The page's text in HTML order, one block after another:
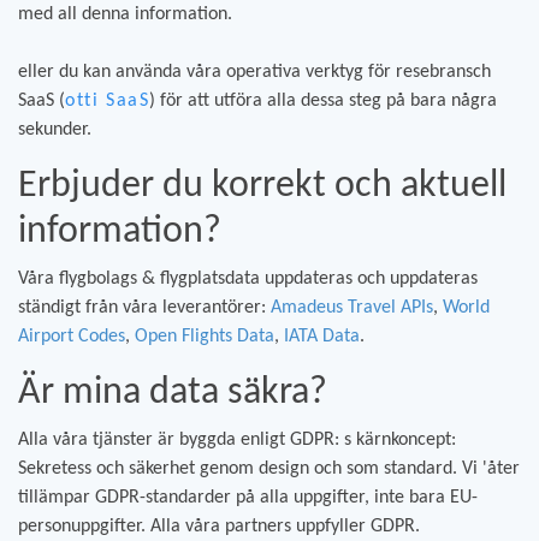
med all denna information.
eller du kan använda våra operativa verktyg för resebransch
SaaS (otti SaaS) för att utföra alla dessa steg på bara några
sekunder.
Erbjuder du korrekt och aktuell
information?
Våra flygbolags & flygplatsdata uppdateras och uppdateras
ständigt från våra leverantörer: Amadeus Travel APIs, World
Airport Codes, Open Flights Data, IATA Data.
Är mina data säkra?
Alla våra tjänster är byggda enligt GDPR: s kärnkoncept:
Sekretess och säkerhet genom design och som standard. Vi 'åter
tillämpar GDPR-standarder på alla uppgifter, inte bara EU-
personuppgifter. Alla våra partners uppfyller GDPR.